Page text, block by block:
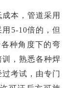
本，管道采用
5-10倍的，但
种角度下的弯
，熟悉各种焊
考试，由专门